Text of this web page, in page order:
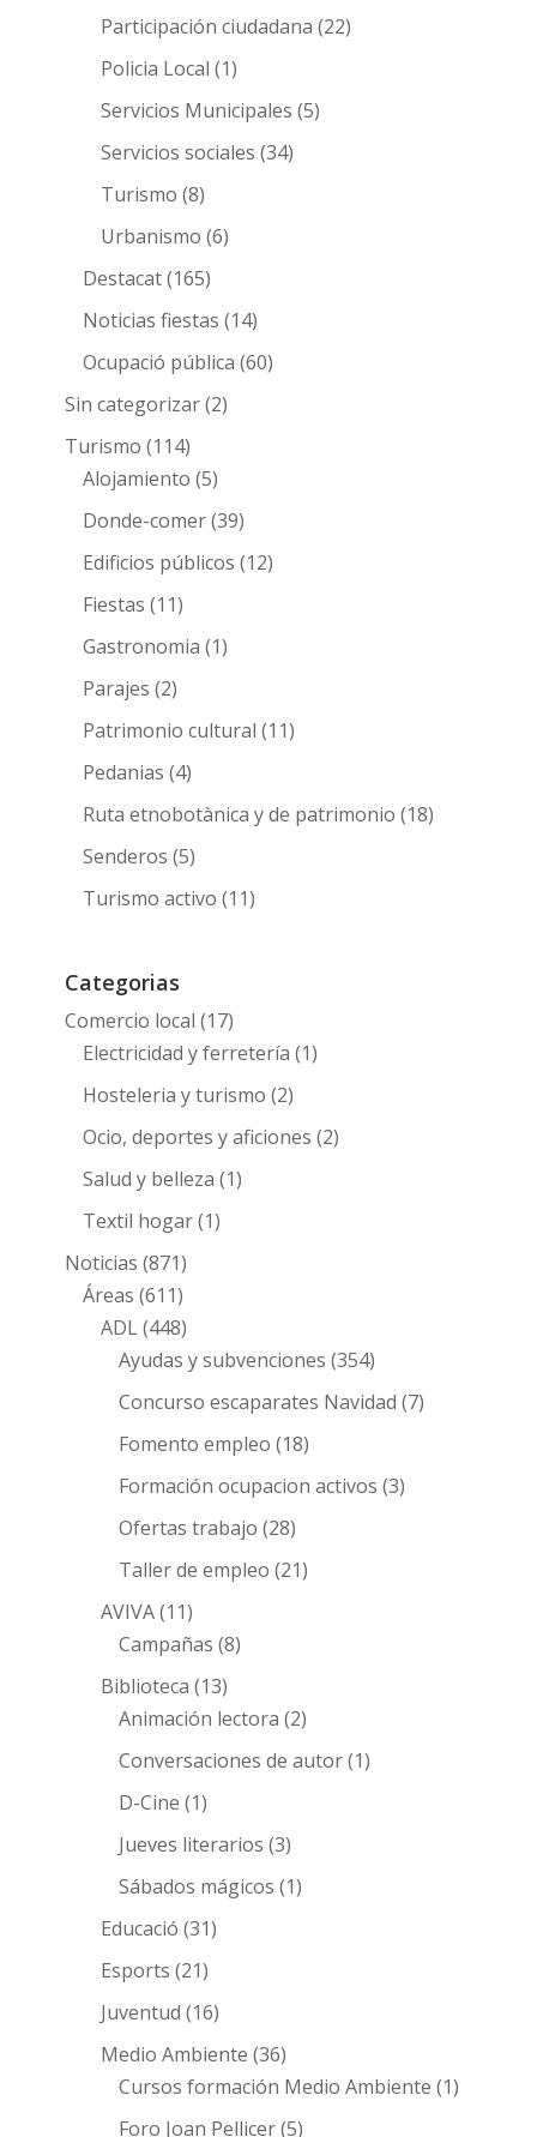
Participación ciudadana (22)
Policia Local (1)
Servicios Municipales (5)
Servicios sociales (34)
Turismo (8)
Urbanismo (6)
Destacat(165)
Noticias fiestas (14)
Ocupació pública (60)
Sin categorizar(2)
Turismo (114)
Alojamiento (5)
Donde-comer(39)
Edificios públicos (12)
Fiestas (11)
Gastronomia (1)
Parajes (2)
Patrimonio cultural (11)
Pedanias (4)
Ruta etnobotànica y de patrimonio (18)
Senderos (5)
Turismo activo (11)
Categorias
Comercio local (17)
Electricidad y ferretería (1)
Hosteleria y turismo (2)
Ocio, deportes y aficiones (2)
Salud y belleza (1)
Textil hogar(1)
Noticias (871)
Áreas (611)
ADL(448)
Ayudas y subvenciones (354)
Concurso escaparates Navidad (7)
Fomento empleo (18)
Formación ocupacion activos (3)
Ofertas trabajo (28)
Taller de empleo (21)
AVIVA(11)
Campañas (8)
Biblioteca (13)
Animación lectora (2)
Conversaciones de autor(1)
D-Cine (1)
Jueves literarios (3)
Sábados mágicos (1)
Educació (31)
Esports (21)
Juventud (16)
Medio Ambiente (36)
Cursos formación Medio Ambiente (1)
Foro Joan Pellicer(5)